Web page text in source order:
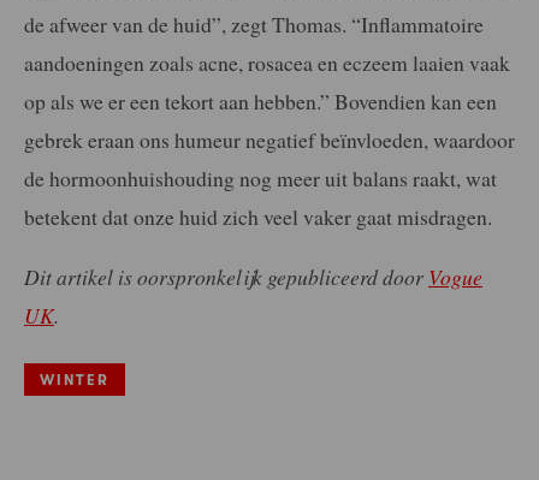
de afweer van de huid”, zegt Thomas. “Inflammatoire
aandoeningen zoals acne, rosacea en eczeem laaien vaak
op als we er een tekort aan hebben.” Bovendien kan een
gebrek eraan ons humeur negatief beïnvloeden, waardoor
de hormoonhuishouding nog meer uit balans raakt, wat
betekent dat onze huid zich veel vaker gaat misdragen.
Dit artikel is oorspronkelijk gepubliceerd door Vogue
UK.
WINTER